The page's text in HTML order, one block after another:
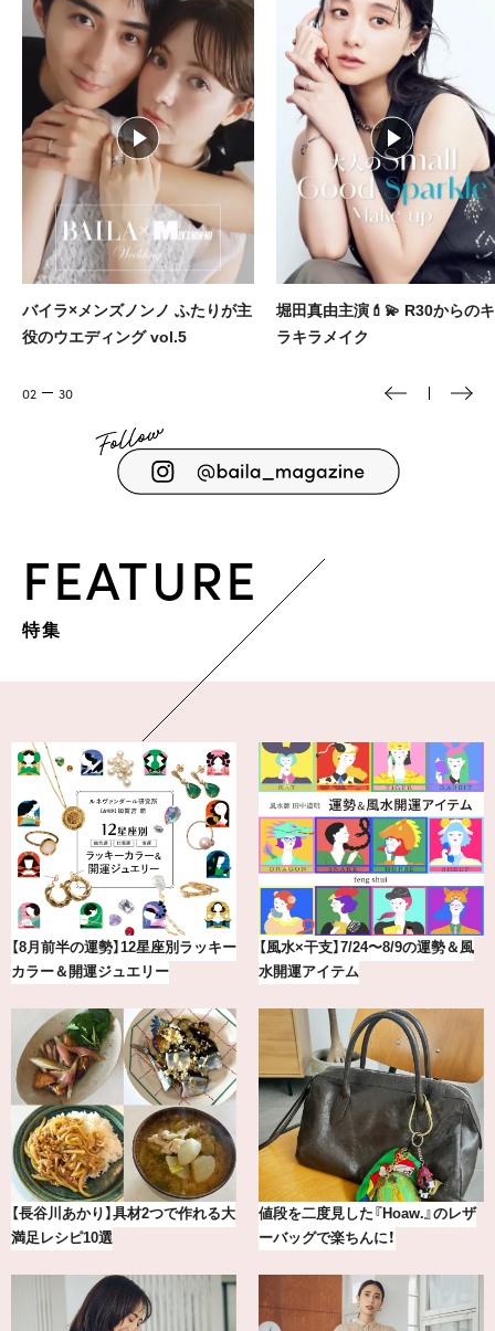
堀田真由主演💄💫 R30からのキ
ラキラメイク
街でも映えるスタイリッシュ
ンニングウェア＆ギアを厳選🏃‍♀️
03 30
FEATURE
特集
最新版！東京都内のおしゃれな朝活
カフェ＆モーニング9選
【BAILA×OMO】ウオズミアミ描き
下ろし！金沢の旅リスト
【2026年8月】鏡リュウジの12星座
別占い
冷凍宅配食【nosh-ナッシュ】で叶
える、がんばる私の「がん…